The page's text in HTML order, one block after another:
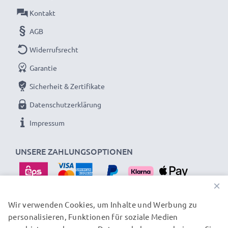
UNSERE ZAHLUNGSOPTIONEN
Kontakt
AGB
Widerrufsrecht
Garantie
Sicherheit & Zertifikate
Datenschutzerklärung
Impressum
UNSERE VERSANDPARTNER
×
Wir verwenden Cookies, um Inhalte und Werbung zu
personalisieren, Funktionen für soziale Medien